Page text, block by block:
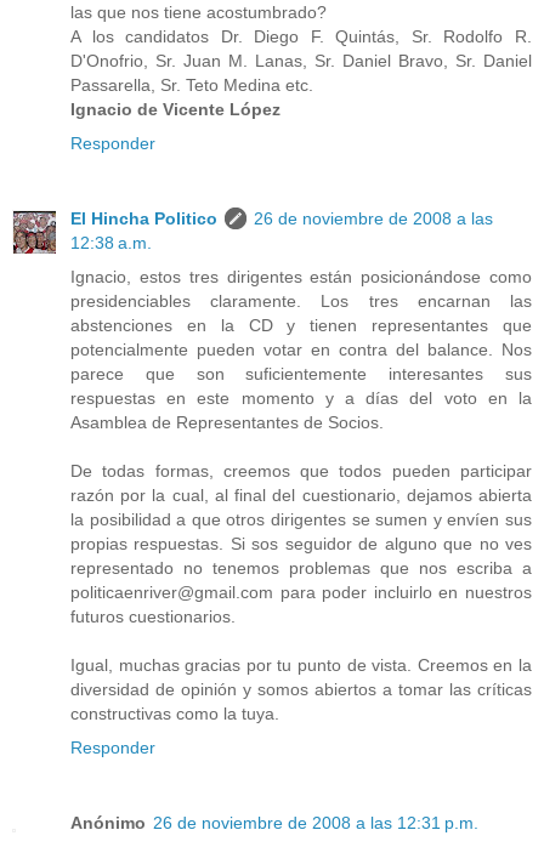
las que nos tiene acostumbrado?
A los candidatos Dr. Diego F. Quintás, Sr. Rodolfo R.
D'Onofrio, Sr. Juan M. Lanas, Sr. Daniel Bravo, Sr. Daniel
Passarella, Sr. Teto Medina etc.
Ignacio de Vicente López
Responder
El Hincha Politico
26 de noviembre de 2008 a las
12:38 a.m.
Ignacio, estos tres dirigentes están posicionándose como
presidenciables claramente. Los tres encarnan las
abstenciones en la CD y tienen representantes que
potencialmente pueden votar en contra del balance. Nos
parece que son suficientemente interesantes sus
respuestas en este momento y a días del voto en la
Asamblea de Representantes de Socios.
De todas formas, creemos que todos pueden participar
razón por la cual, al final del cuestionario, dejamos abierta
la posibilidad a que otros dirigentes se sumen y envíen sus
propias respuestas. Si sos seguidor de alguno que no ves
representado no tenemos problemas que nos escriba a
politicaenriver@gmail.com para poder incluirlo en nuestros
futuros cuestionarios.
Igual, muchas gracias por tu punto de vista. Creemos en la
diversidad de opinión y somos abiertos a tomar las críticas
constructivas como la tuya.
Responder
Anónimo 26 de noviembre de 2008 a las 12:31 p.m.